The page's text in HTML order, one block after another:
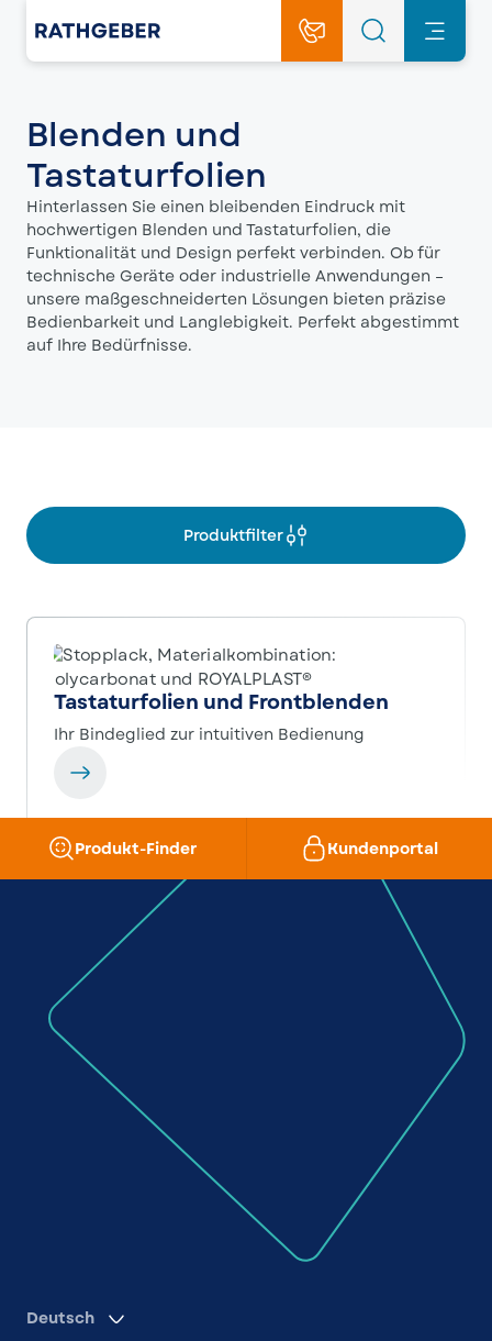
Blenden und
Tastaturfolien
Hinterlassen Sie einen bleibenden Eindruck mit
hochwertigen Blenden und Tastaturfolien, die
Funktionalität und Design perfekt verbinden. Ob für
technische Geräte oder industrielle Anwendungen –
unsere maßgeschneiderten Lösungen bieten präzise
Bedienbarkeit und Langlebigkeit. Perfekt abgestimmt
auf Ihre Bedürfnisse.
Produktfilter
Tastaturfolien und Frontblenden
Ihr Bindeglied zur intuitiven Bedienung
Produkt-Finder Kundenportal
Deutsch